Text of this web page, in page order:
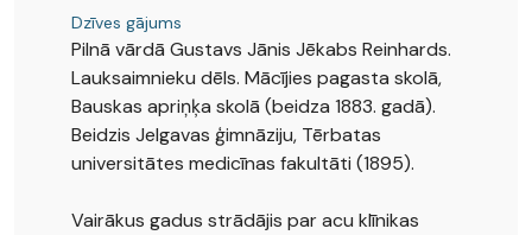
Dzīves gājums
Pilnā vārdā Gustavs Jānis Jēkabs Reinhards.
Lauksaimnieku dēls. Mācījies pagasta skolā,
Bauskas apriņķa skolā (beidza 1883. gadā).
Beidzis Jelgavas ģimnāziju, Tērbatas
universitātes medicīnas fakultāti (1895).
Vairākus gadus strādājis par acu klīnikas